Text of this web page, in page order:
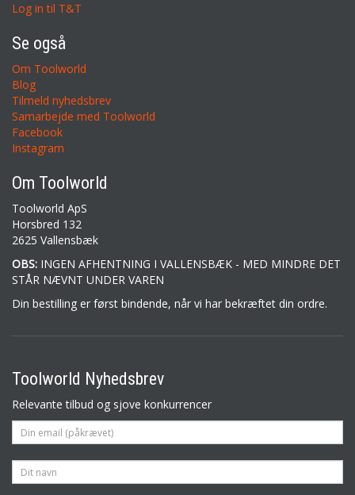
Log in til T&T
Se også
Om Toolworld
Blog
Tilmeld nyhedsbrev
Samarbejde med Toolworld
Facebook
Instagram
Om Toolworld
Toolworld ApS
Horsbred 132
2625 Vallensbæk
OBS: INGEN AFHENTNING I VALLENSBÆK - MED MINDRE DET
STÅR NÆVNT UNDER VAREN
Din bestilling er først bindende, når vi har bekræftet din ordre.
Toolworld Nyhedsbrev
Relevante tilbud og sjove konkurrencer